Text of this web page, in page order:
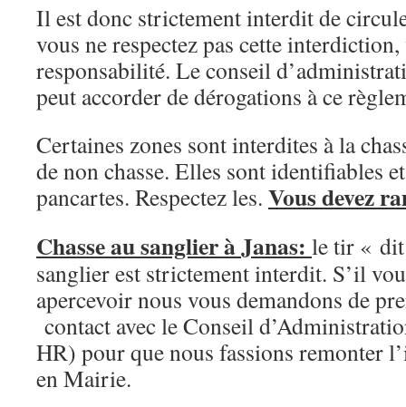
Il est donc strictement interdit de
vous ne respectez pas cette
responsabilité. Le conseil
peut accorder de dérogations à ce
Certaines zones sont interdites à la
de non chasse. Elles sont identifiables
pancartes. Respectez les. Vous devez
Chasse au sanglier à Janas: le tir « dit
sanglier est strictement interdit. S’il
apercevoir nous vous demandons de
contact avec le Conseil
HR) pour que nous fassions remonter
en Mairie.